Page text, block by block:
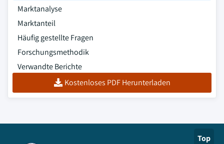
Marktanalyse
Marktanteil
Häufig gestellte Fragen
Forschungsmethodik
Verwandte Berichte
Kostenloses PDF Herunterladen
Top